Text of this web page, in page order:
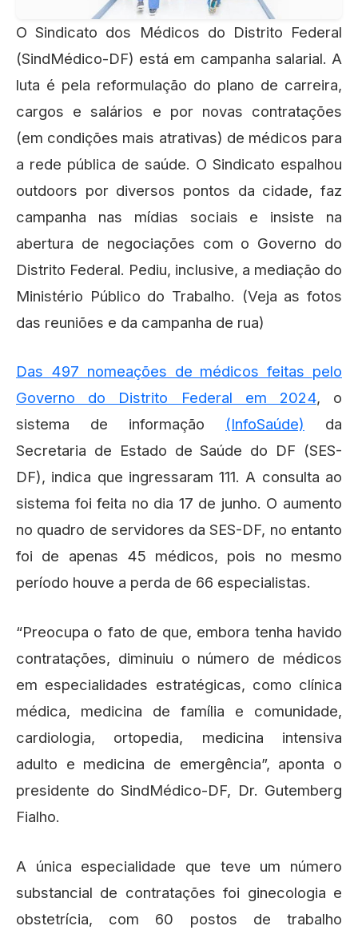
O Sindicato dos Médicos do Distrito Federal
(SindMédico-DF) está em campanha salarial. A
luta é pela reformulação do plano de carreira,
cargos e salários e por novas contratações
(em condições mais atrativas) de médicos para
a rede pública de saúde. O Sindicato espalhou
outdoors por diversos pontos da cidade, faz
campanha nas mídias sociais e insiste na
abertura de negociações com o Governo do
Distrito Federal. Pediu, inclusive, a mediação do
Ministério Público do Trabalho. (Veja as fotos
das reuniões e da campanha de rua)
Das 497 nomeações de médicos feitas pelo
Governo do Distrito Federal em 2024, o
sistema de informação (InfoSaúde) da
Secretaria de Estado de Saúde do DF (SES-
DF), indica que ingressaram 111. A consulta ao
sistema foi feita no dia 17 de junho. O aumento
no quadro de servidores da SES-DF, no entanto
foi de apenas 45 médicos, pois no mesmo
período houve a perda de 66 especialistas.
“Preocupa o fato de que, embora tenha havido
contratações, diminuiu o número de médicos
em especialidades estratégicas, como clínica
médica, medicina de família e comunidade,
cardiologia, ortopedia, medicina intensiva
adulto e medicina de emergência”, aponta o
presidente do SindMédico-DF, Dr. Gutemberg
Fialho.
A única especialidade que teve um número
substancial de contratações foi ginecologia e
obstetrícia, com 60 postos de trabalho